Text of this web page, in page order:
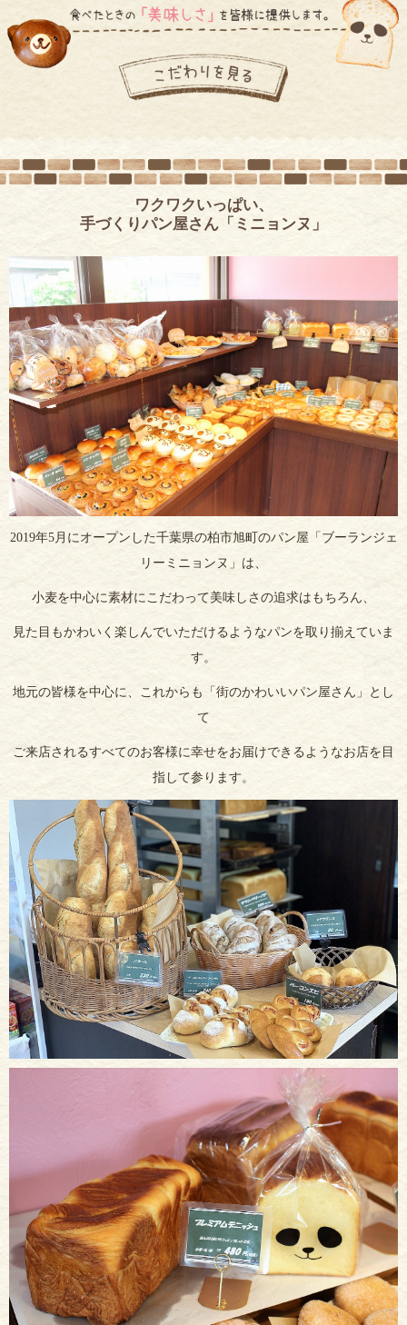
ワクワクいっぱい、
手づくりパン屋さん「ミニョンヌ」
2019年5月にオープンした千葉県の柏市旭町のパン屋「ブーランジェ
リーミニョンヌ」は、
小麦を中心に素材にこだわって美味しさの追求はもちろん、
見た目もかわいく楽しんでいただけるようなパンを取り揃えていま
す。
地元の皆様を中心に、これからも「街のかわいいパン屋さん」とし
て
ご来店されるすべてのお客様に幸せをお届けできるようなお店を目
指して参ります。